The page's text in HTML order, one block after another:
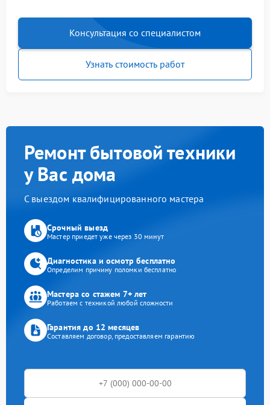
Консультация со специалистом
Узнать стоимость работ
Ремонт бытовой техники
у Вас дома
С выездом квалифицированного мастера
Срочный выезд
Мастер приедет уже через 30 минут
Диагностика и осмотр бесплатно
Определим причину поломки бесплатно
Мастера со стажем 7+ лет
Работаем с техникой любой сложности
Гарантия до 12 месяцев
Составляем договор, предоставляем гарантию